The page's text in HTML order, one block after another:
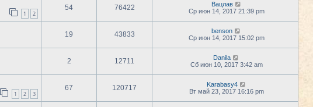
1 2
54 76422
Вацлав
Ср июн 14, 2017 21:39 pm
19 43833
benson
Ср июн 14, 2017 15:02 pm
2 12711
Danila
Сб июн 10, 2017 3:42 am
1 2 3
67 120717
Karabasy4
Вт май 23, 2017 16:16 pm